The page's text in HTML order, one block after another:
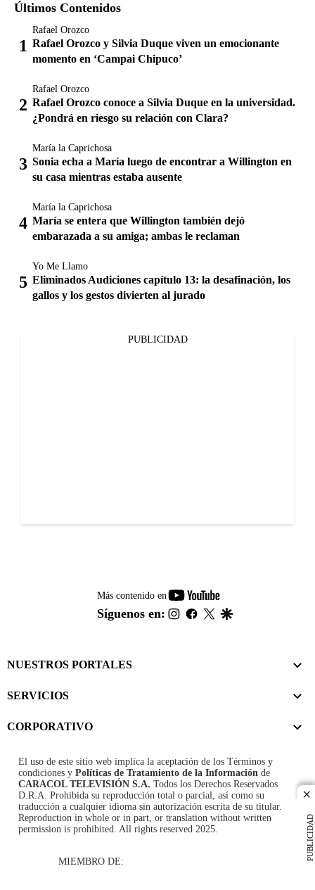
PUBLICIDAD
Últimos Contenidos
Rafael Orozco
Rafael Orozco y Silvia Duque viven un emocionante
momento en ‘Campai Chipuco’
Rafael Orozco
Rafael Orozco conoce a Silvia Duque en la universidad.
¿Pondrá en riesgo su relación con Clara?
María la Caprichosa
Sonia echa a María luego de encontrar a Willington en
su casa mientras estaba ausente
María la Caprichosa
María se entera que Willington también dejó
embarazada a su amiga; ambas le reclaman
Yo Me Llamo
Eliminados Audiciones capítulo 13: la desafinación, los
gallos y los gestos divierten al jurado
PUBLICIDAD
Más contenido en
youtube-
footer
Síguenos en: instagram
facebook
twitter
NUESTROS PORTALES
SERVICIOS
CORPORATIVO
El uso de este sitio web implica la aceptación de los Términos y
condiciones y Políticas de Tratamiento de la Información de
CARACOL TELEVISIÓN S.A. Todos los Derechos Reservados
D.R.A. Prohibida su reproducción total o parcial, así como su
traducción a cualquier idioma sin autorización escrita de su titular.
Reproduction in whole or in part, or translation without written
permission is prohibited. All rights reserved 2025.
MIEMBRO DE: